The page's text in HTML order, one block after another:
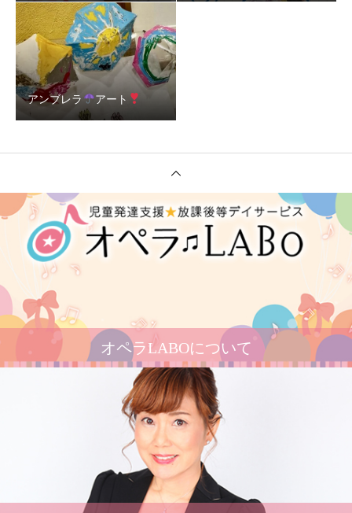
アンブレラ アート
オペラLABOについて